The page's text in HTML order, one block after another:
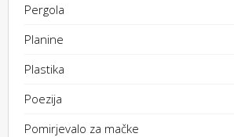
Pergola
Planine
Plastika
Poezija
Pomirjevalo za mačke